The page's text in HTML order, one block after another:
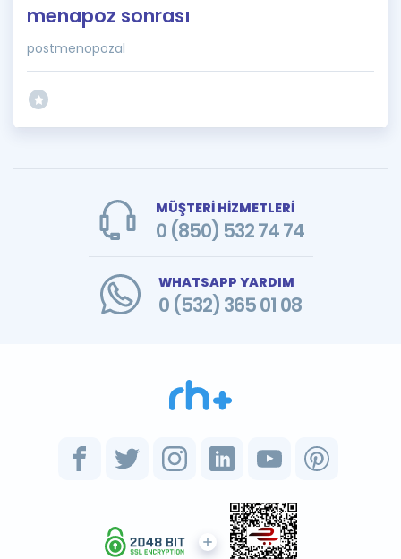
menapoz sonrası
postmenopozal
MÜŞTERİ HİZMETLERİ
0 (850) 532 74 74
WHATSAPP YARDIM
0 (532) 365 01 08